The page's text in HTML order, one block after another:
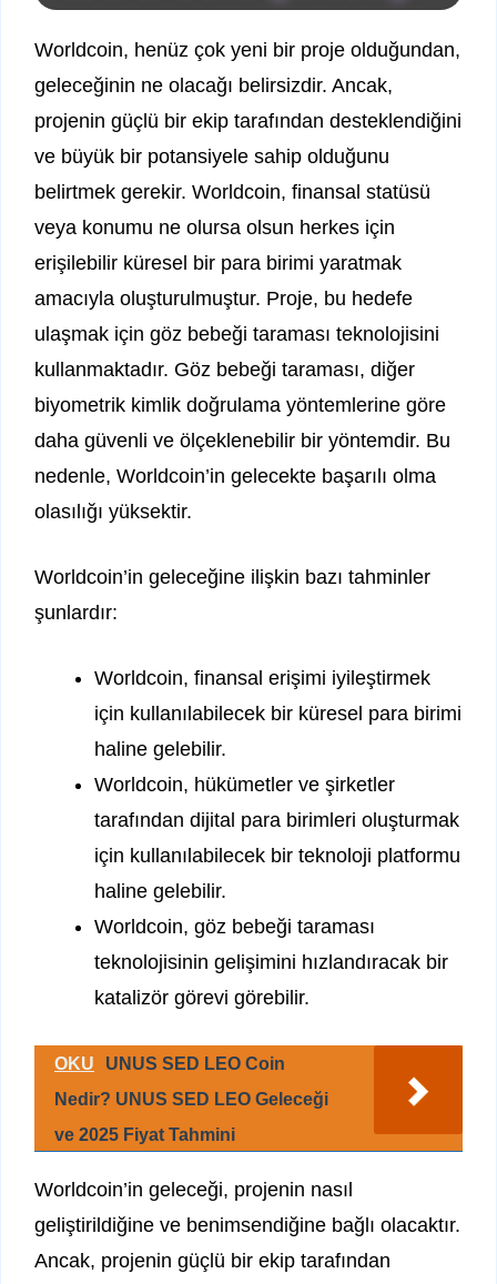
Worldcoin, henüz çok yeni bir proje olduğundan,
geleceğinin ne olacağı belirsizdir. Ancak,
projenin güçlü bir ekip tarafından desteklendiğini
ve büyük bir potansiyele sahip olduğunu
belirtmek gerekir. Worldcoin, finansal statüsü
veya konumu ne olursa olsun herkes için
erişilebilir küresel bir para birimi yaratmak
amacıyla oluşturulmuştur. Proje, bu hedefe
ulaşmak için göz bebeği taraması teknolojisini
kullanmaktadır. Göz bebeği taraması, diğer
biyometrik kimlik doğrulama yöntemlerine göre
daha güvenli ve ölçeklenebilir bir yöntemdir. Bu
nedenle, Worldcoin’in gelecekte başarılı olma
olasılığı yüksektir.
Worldcoin’in geleceğine ilişkin bazı tahminler
şunlardır:
Worldcoin, finansal erişimi iyileştirmek
için kullanılabilecek bir küresel para birimi
haline gelebilir.
Worldcoin, hükümetler ve şirketler
tarafından dijital para birimleri oluşturmak
için kullanılabilecek bir teknoloji platformu
haline gelebilir.
Worldcoin, göz bebeği taraması
teknolojisinin gelişimini hızlandıracak bir
katalizör görevi görebilir.
OKU
UNUS SED LEO Coin
Nedir? UNUS SED LEO Geleceği
ve 2025 Fiyat Tahmini
Worldcoin’in geleceği, projenin nasıl
geliştirildiğine ve benimsendiğine bağlı olacaktır.
Ancak, projenin güçlü bir ekip tarafından